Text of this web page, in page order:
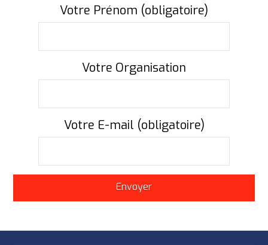
Votre Prénom (obligatoire)
Votre Organisation
Votre E-mail (obligatoire)